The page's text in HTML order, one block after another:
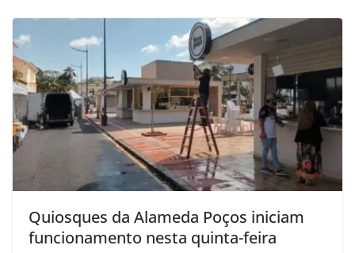
Quiosques da Alameda Poços iniciam
funcionamento nesta quinta-feira